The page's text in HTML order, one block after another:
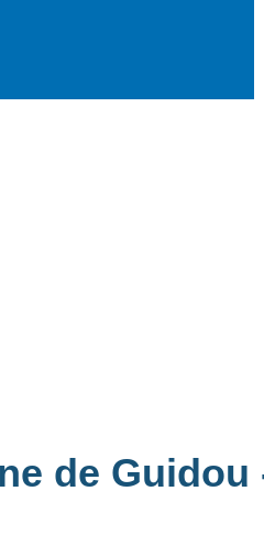
de Guidou